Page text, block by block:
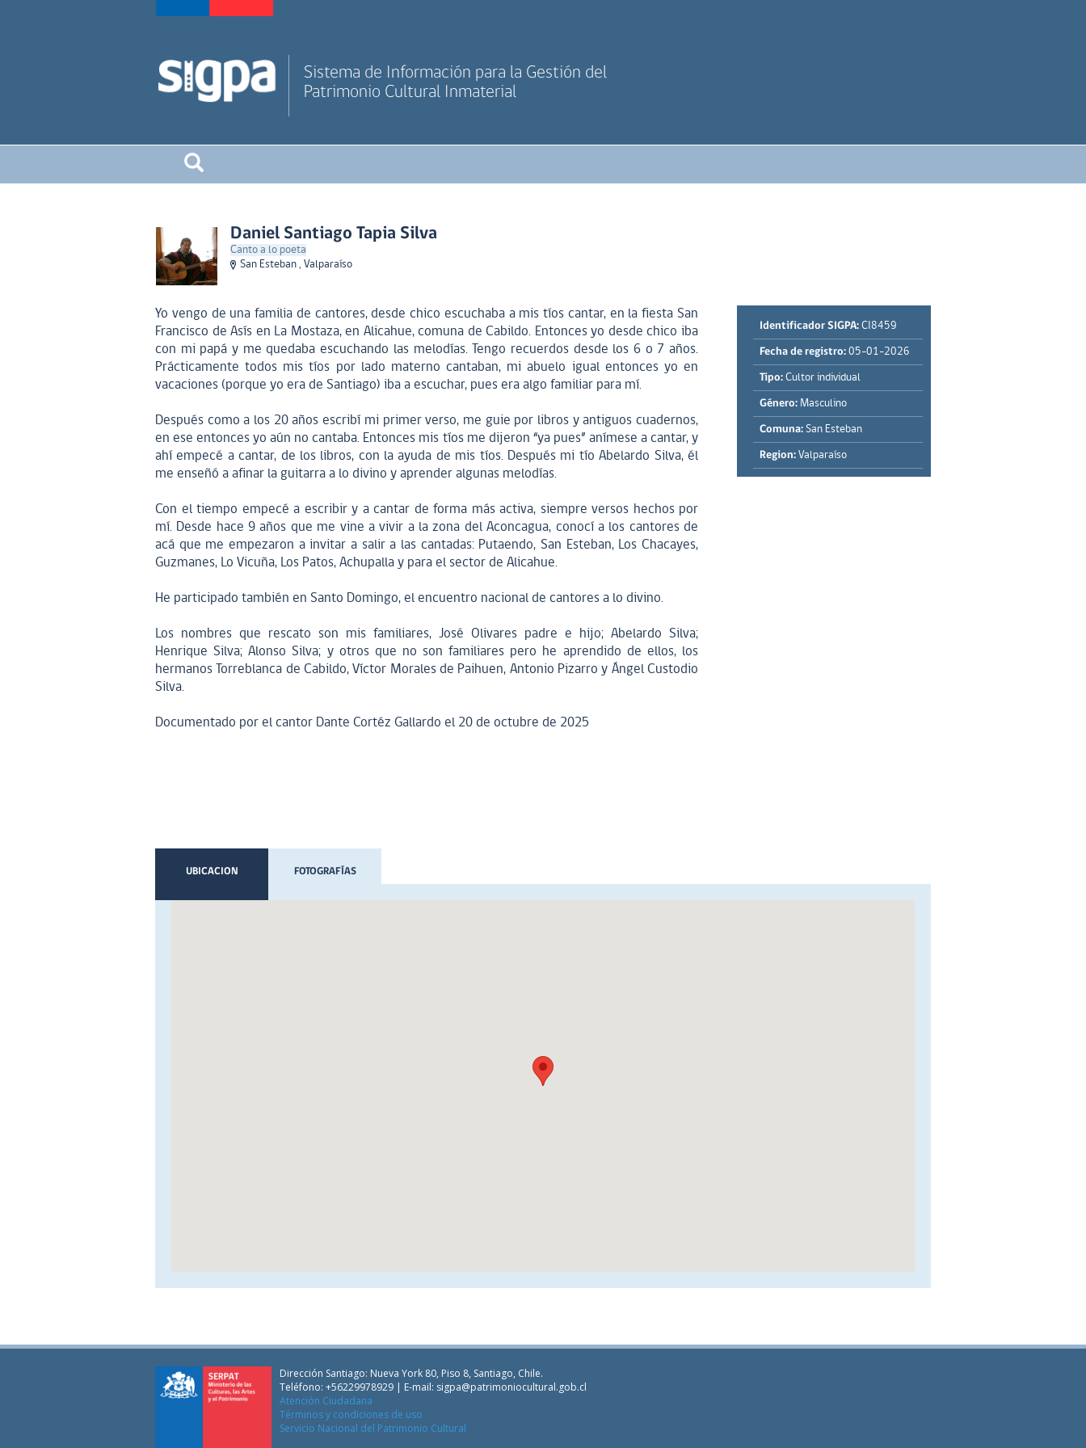
Sistema de Información para la Gestión del
Patrimonio Cultural Inmaterial
Daniel Santiago Tapia Silva
Canto a lo poeta
San Esteban , Valparaíso
Yo vengo de una familia de cantores, desde chico escuchaba a mis tíos cantar, en la fiesta San
Francisco de Asís en La Mostaza, en Alicahue, comuna de Cabildo. Entonces yo desde chico iba
con mi papá y me quedaba escuchando las melodías. Tengo recuerdos desde los 6 o 7 años.
Prácticamente todos mis tíos por lado materno cantaban, mi abuelo igual entonces yo en
vacaciones (porque yo era de Santiago) iba a escuchar, pues era algo familiar para mí.
Después como a los 20 años escribí mi primer verso, me guie por libros y antiguos cuadernos,
en ese entonces yo aún no cantaba. Entonces mis tíos me dijeron “ya pues” anímese a cantar, y
ahí empecé a cantar, de los libros, con la ayuda de mis tíos. Después mi tío Abelardo Silva, él
me enseñó a afinar la guitarra a lo divino y aprender algunas melodías.
Con el tiempo empecé a escribir y a cantar de forma más activa, siempre versos hechos por
mí. Desde hace 9 años que me vine a vivir a la zona del Aconcagua, conocí a los cantores de
acá que me empezaron a invitar a salir a las cantadas: Putaendo, San Esteban, Los Chacayes,
Guzmanes, Lo Vicuña, Los Patos, Achupalla y para el sector de Alicahue.
He participado también en Santo Domingo, el encuentro nacional de cantores a lo divino.
Los nombres que rescato son mis familiares, José Olivares padre e hijo; Abelardo Silva;
Henrique Silva; Alonso Silva; y otros que no son familiares pero he aprendido de ellos, los
hermanos Torreblanca de Cabildo, Víctor Morales de Paihuen, Antonio Pizarro y Ángel Custodio
Silva.
Documentado por el cantor Dante Cortéz Gallardo el 20 de octubre de 2025
Identificador SIGPA: CI8459
Fecha de registro: 05-01-2026
Tipo: Cultor individual
Género: Masculino
Comuna: San Esteban
Region: Valparaíso
UBICACION FOTOGRAFÍAS
Dirección Santiago: Nueva York 80, Piso 8, Santiago, Chile.
Teléfono: +56229978929 | E-mail: sigpa@patrimoniocultural.gob.cl
Atención Ciudadana
Términos y condiciones de uso
Servicio Nacional del Patrimonio Cultural